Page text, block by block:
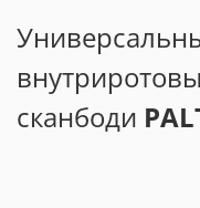
сканбоди